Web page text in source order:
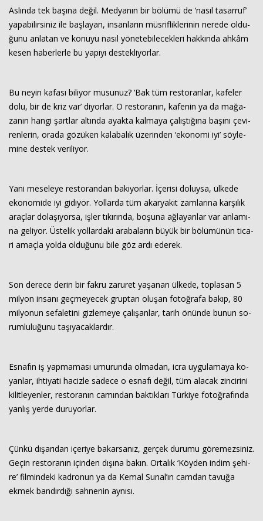
As­lın­da tek ba­şı­na değil. Med­ya­nın bir bö­lü­mü de ‘nasıl ta­sar­ruf’
ya­pa­bi­lir­si­niz ile baş­la­yan, in­san­la­rın müs­rif­lik­le­ri­nin ne­re­de ol­du­
ğu­nu an­la­tan ve ko­nu­yu nasıl yö­ne­te­bi­le­cek­le­ri hak­kın­da ahkâm
kesen ha­ber­ler­le bu ya­pı­yı des­tek­li­yor­lar.
Bu neyin ka­fa­sı bi­li­yor mu­su­nuz? ‘Bak tüm res­to­ran­lar, ka­fe­ler
dolu, bir de kriz var’ di­yor­lar. O res­to­ra­nın, ka­fe­nin ya da ma­ğa­
za­nın hangi şart­lar al­tın­da ayak­ta kal­ma­ya ça­lış­tı­ğı­na ba­şı­nı çe­vi­
ren­le­rin, orada gö­zü­ken ka­la­ba­lık üze­rin­den ‘eko­no­mi iyi’ söy­le­
mi­ne des­tek ve­ri­li­yor.
Yani me­se­le­ye res­to­ran­dan ba­kı­yor­lar. İçe­ri­si do­luy­sa, ül­ke­de
eko­no­mi­de iyi gi­di­yor. Yol­lar­da tüm akar­ya­kıt zam­la­rı­na kar­şı­lık
araç­lar do­la­şı­yor­sa, işler tı­kı­rın­da, bo­şu­na ağ­la­yan­lar var an­la­mı­
na ge­li­yor. Üs­te­lik yol­lar­da­ki ara­ba­la­rın büyük bir bö­lü­mü­nün ti­ca­
ri amaç­la yolda ol­du­ğu­nu bile göz ardı ede­rek.
Son de­re­ce derin bir fakru za­ru­ret ya­şa­nan ül­ke­de, top­la­san 5
mil­yon in­sa­nı geç­me­yecek grup­tan olu­şan fo­toğ­ra­fa bakıp, 80
mil­yo­nun se­fa­le­ti­ni giz­le­me­ye ça­lı­şan­lar, tarih önün­de bunun so­
rum­lu­lu­ğu­nu ta­şı­ya­cak­lar­dır.
Es­na­fın iş yap­ma­ma­sı umu­run­da ol­ma­dan, icra uy­gu­la­ma­ya ko­
yan­lar, ih­ti­ya­ti ha­ciz­le sa­de­ce o es­na­fı değil, tüm ala­cak zin­ci­ri­ni
ki­lit­le­yen­ler, res­to­ra­nın ca­mın­dan bak­tık­la­rı Tür­ki­ye fo­toğ­ra­fın­da
yan­lış yerde du­ru­yor­lar.
Çünkü dı­şa­rı­dan içe­ri­ye ba­kar­sa­nız, ger­çek du­ru­mu gö­re­mez­si­niz.
Geçin res­to­ra­nın için­den dı­şı­na bakın. Or­ta­lık ‘Köy­den indim şe­hi­
re’ fil­min­de­ki kad­ro­nun ya da Kemal Sunal’ın cam­dan ta­vu­ğa
ekmek ban­dır­dı­ğı sah­ne­nin ay­nı­sı.